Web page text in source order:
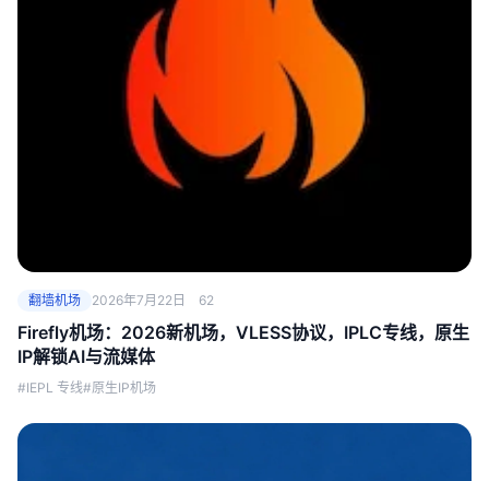
翻墙机场 2026年7月22日 62
Firefly机场：2026新机场，VLESS协议，IPLC专线，原生
IP解锁AI与流媒体
#IEPL 专线#原生IP机场